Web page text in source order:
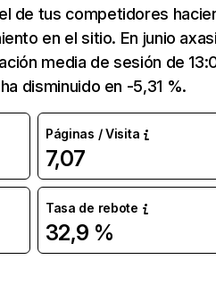
de tus competidores
en el sitio. En junio
media de sesión de
disminuido en -5,31 %.
Páginas / Visita
7,07
Tasa de rebote
32,9 %